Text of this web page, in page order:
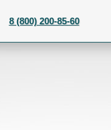
8 (800) 200-85-60